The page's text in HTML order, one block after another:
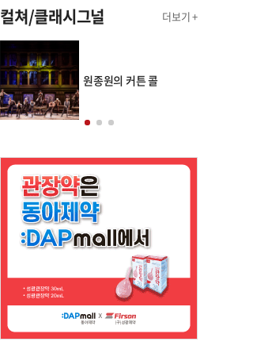
컬쳐/클래시그널 더보기 +
원종원의 커튼 콜